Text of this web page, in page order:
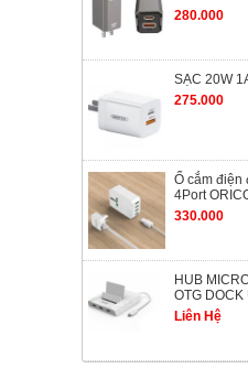
280.000
SẠC 20W
275.000
Ổ cắm điện
4Port
330.000
HUB
OTG DOCK
Liên Hệ